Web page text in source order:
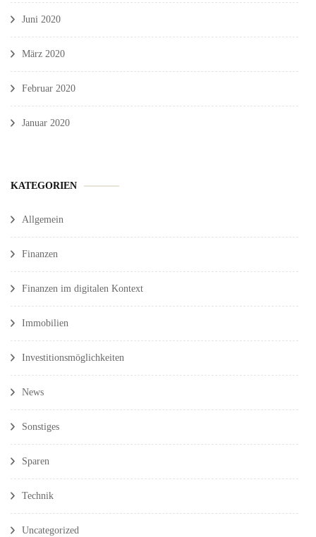
Juni 2020
März 2020
Februar 2020
Januar 2020
KATEGORIEN
Allgemein
Finanzen
Finanzen im digitalen Kontext
Immobilien
Investitionsmöglichkeiten
News
Sonstiges
Sparen
Technik
Uncategorized